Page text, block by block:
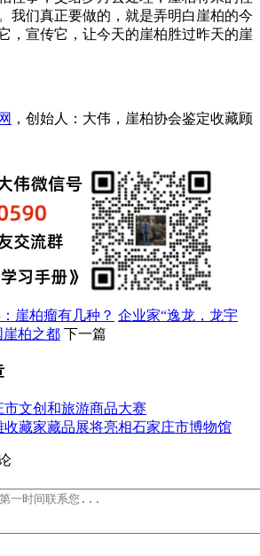
我们真正要做的，就是弄明白崖柏的今
，宣传它，让今天的崖柏胜过昨天的崖
，创始人：大伟，崖柏协会鉴定收藏顾
崖柏瘤有几种？ 企业家“逸龙，龙宇
崖柏之都 下一篇
市文创和旅游商品大赛
藏家藏品展将亮相石家庄市博物馆